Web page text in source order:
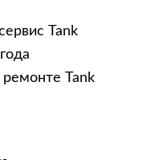
Tank
ремонте Tank